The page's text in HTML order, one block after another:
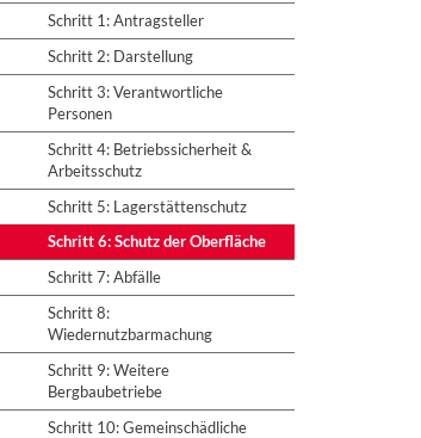
Schritt 1: Antragsteller
Schritt 2: Darstellung
Schritt 3: Verantwortliche
Personen
Schritt 4: Betriebssicherheit &
Arbeitsschutz
Schritt 5: Lagerstättenschutz
Schritt 6: Schutz der Oberfläche
Schritt 7: Abfälle
Schritt 8:
Wiedernutzbarmachung
Schritt 9: Weitere
Bergbaubetriebe
Schritt 10: Gemeinschädliche